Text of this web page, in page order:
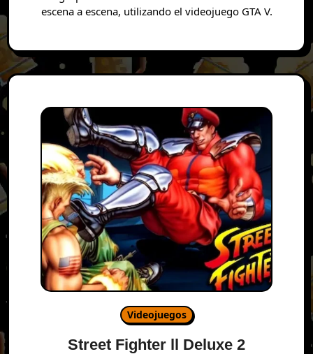
escena a escena, utilizando el videojuego GTA V.
Videojuegos
Street Fighter ll Deluxe 2